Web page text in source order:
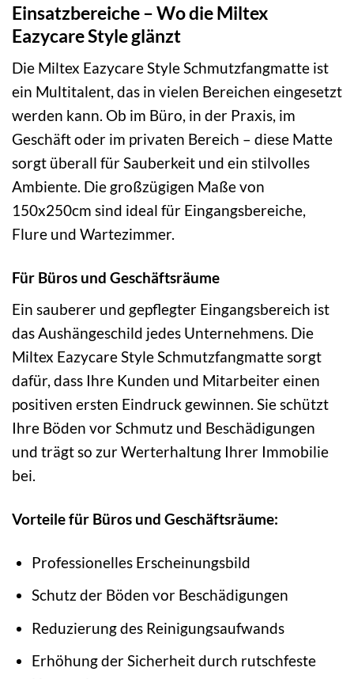
Einsatzbereiche – Wo die Miltex
Eazycare Style glänzt
Die Miltex Eazycare Style Schmutzfangmatte ist
ein Multitalent, das in vielen Bereichen eingesetzt
werden kann. Ob im Büro, in der Praxis, im
Geschäft oder im privaten Bereich – diese Matte
sorgt überall für Sauberkeit und ein stilvolles
Ambiente. Die großzügigen Maße von
150x250cm sind ideal für Eingangsbereiche,
Flure und Wartezimmer.
Für Büros und Geschäftsräume
Ein sauberer und gepflegter Eingangsbereich ist
das Aushängeschild jedes Unternehmens. Die
Miltex Eazycare Style Schmutzfangmatte sorgt
dafür, dass Ihre Kunden und Mitarbeiter einen
positiven ersten Eindruck gewinnen. Sie schützt
Ihre Böden vor Schmutz und Beschädigungen
und trägt so zur Werterhaltung Ihrer Immobilie
bei.
Vorteile für Büros und Geschäftsräume:
Professionelles Erscheinungsbild
Schutz der Böden vor Beschädigungen
Reduzierung des Reinigungsaufwands
Erhöhung der Sicherheit durch rutschfeste